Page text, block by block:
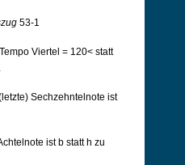
53-1
Viertel = 120< statt
Sechzehntelnote ist
ist b statt h zu